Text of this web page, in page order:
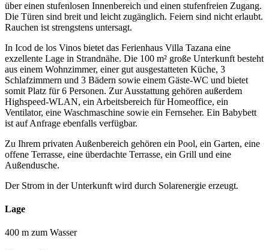
über einen stufenlosen Innenbereich und einen stufenfreien Zugang.
Die Türen sind breit und leicht zugänglich. Feiern sind nicht erlaubt.
Rauchen ist strengstens untersagt.
In Icod de los Vinos bietet das Ferienhaus Villa Tazana eine
exzellente Lage in Strandnähe. Die 100 m² große Unterkunft besteht
aus einem Wohnzimmer, einer gut ausgestatteten Küche, 3
Schlafzimmern und 3 Bädern sowie einem Gäste-WC und bietet
somit Platz für 6 Personen. Zur Ausstattung gehören außerdem
Highspeed-WLAN, ein Arbeitsbereich für Homeoffice, ein
Ventilator, eine Waschmaschine sowie ein Fernseher. Ein Babybett
ist auf Anfrage ebenfalls verfügbar.
Zu Ihrem privaten Außenbereich gehören ein Pool, ein Garten, eine
offene Terrasse, eine überdachte Terrasse, ein Grill und eine
Außendusche.
Der Strom in der Unterkunft wird durch Solarenergie erzeugt.
Lage
400 m zum Wasser